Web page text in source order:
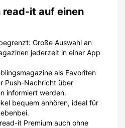
read-it auf einen
Große Auswahl an
jederzeit in einer App
als Favoriten
Push-Nachricht über
informiert werden.
bequem anhören, ideal für
it Premium auch ohne